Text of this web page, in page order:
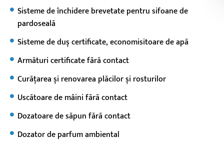
Sisteme de închidere brevetate pentru sifoane de
pardoseală
Sisteme de duș certificate, economisitoare de apă
Armături certificate fără contact
Curățarea și renovarea plăcilor și rosturilor
Uscătoare de mâini fără contact
Dozatoare de săpun fără contact
Dozator de parfum ambiental